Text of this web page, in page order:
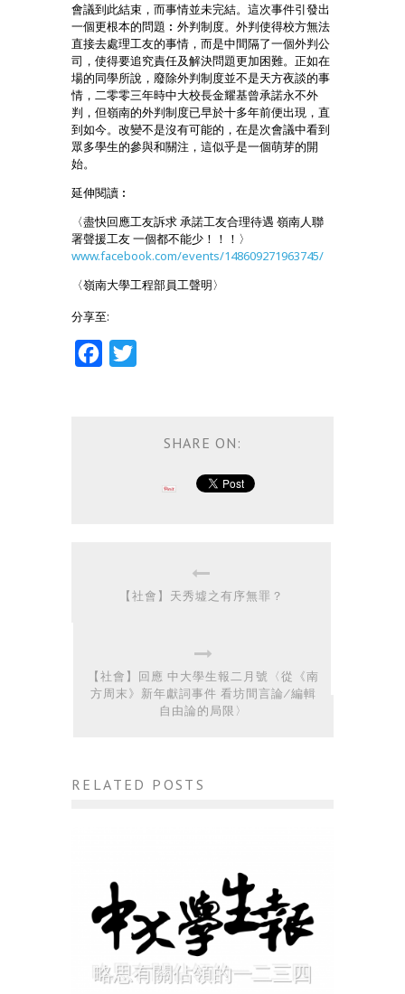
會議到此結束，而事情並未完結。這次事件引發出
一個更根本的問題︰外判制度。外判使得校方無法
直接去處理工友的事情，而是中間隔了一個外判公
司，使得要追究責任及解決問題更加困難。正如在
場的同學所說，廢除外判制度並不是天方夜談的事
情，二零零三年時中大校長金耀基曾承諾永不外
判，但嶺南的外判制度已早於十多年前便出現，直
到如今。改變不是沒有可能的，在是次會議中看到
眾多學生的參與和關注，這似乎是一個萌芽的開
始。
延伸閱讀︰
〈盡快回應工友訴求 承諾工友合理待遇 嶺南人聯
署聲援工友 一個都不能少！！！〉
www.facebook.com/events/148609271963745/
〈嶺南大學工程部員工聲明〉
分享至:
Facebook
SHARE ON:
【社會】天秀墟之有序無罪？
【社會】回應 中大學生報二月號〈從《南
方周末》新年獻詞事件 看坊間言論∕編輯
自由論的局限〉
RELATED POSTS
略思有關佔領的一二三四